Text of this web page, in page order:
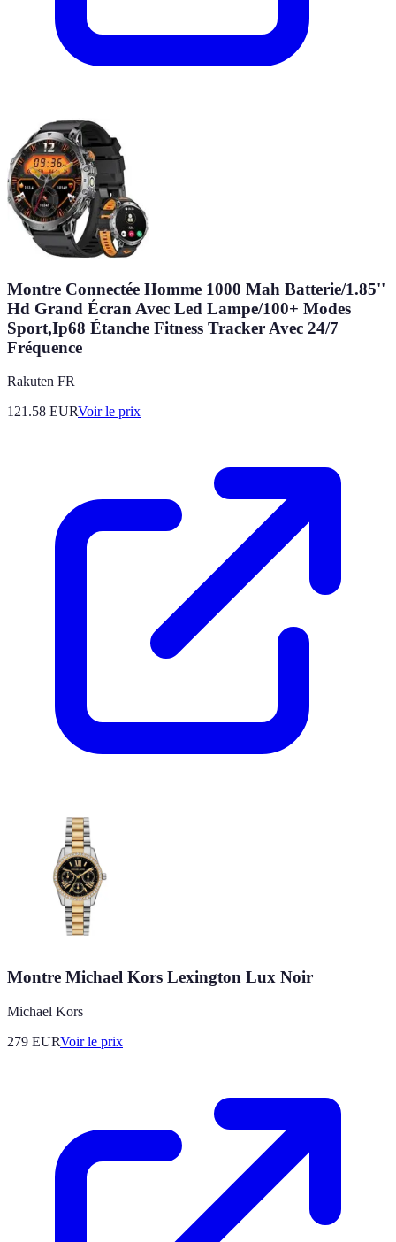
Montre Connectée Homme 1000 Mah Batterie/1.85''
Hd Grand Écran Avec Led Lampe/100+ Modes
Sport,Ip68 Étanche Fitness Tracker Avec 24/7
Fréquence
Rakuten FR
121.58 EURVoir le prix
Montre Michael Kors Lexington Lux Noir
Michael Kors
279 EURVoir le prix